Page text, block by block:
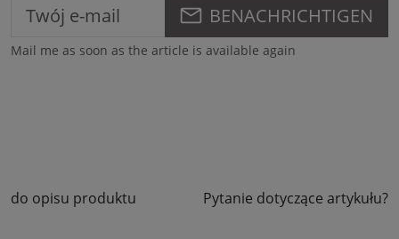
BENACHRICHTIGEN
Mail me as soon as the article is available again
do opisu produktu Pytanie dotyczące artykułu?